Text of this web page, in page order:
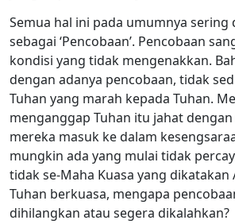
Semua hal ini pada umumnya sering
sebagai ‘Pencobaan’. Pencobaan
kondisi yang tidak mengenakkan.
dengan adanya pencobaan, tidak
Tuhan yang marah kepada Tuhan.
menganggap Tuhan itu jahat
mereka masuk ke dalam
mungkin ada yang mulai tidak
tidak se-Maha Kuasa yang dikatakan
Tuhan berkuasa, mengapa
dihilangkan atau segera dikalahkan?